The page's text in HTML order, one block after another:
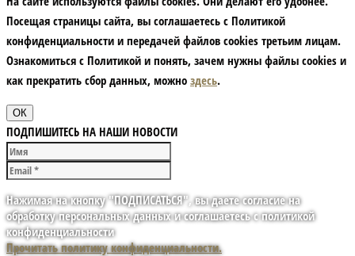
Посещая страницы сайта, вы соглашаетесь с Политикой
конфиденциальности и передачей файлов cookies третьим лицам.
Ознакомиться с Политикой и понять, зачем нужны файлы сookies и
как прекратить сбор данных, можно здесь.
ОК
ПОДПИШИТЕСЬ НА НАШИ НОВОСТИ
Нажимая на кнопку "ПОДПИСАТЬСЯ", вы даете согласие на
обработку персональных данных и соглашаетесь с политикой
конфиденциальности
Прочитать политику конфиденциальности.